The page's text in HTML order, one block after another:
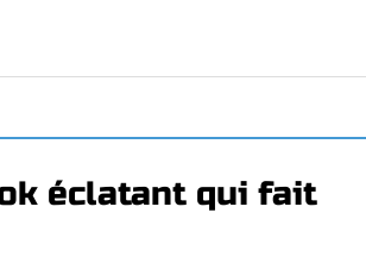
éclatant qui fait